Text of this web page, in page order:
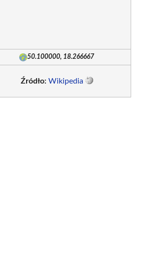
50.100000, 18.266667
Źródło: Wikipedia